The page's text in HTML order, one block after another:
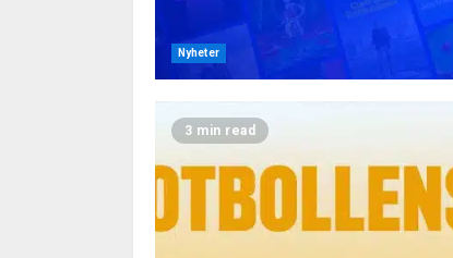
Nyheter
3 min read